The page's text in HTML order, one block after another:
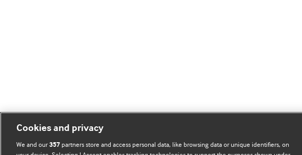
Cookies and privacy
We and our357 partners store and access personal data, like browsing data or unique identifiers, on